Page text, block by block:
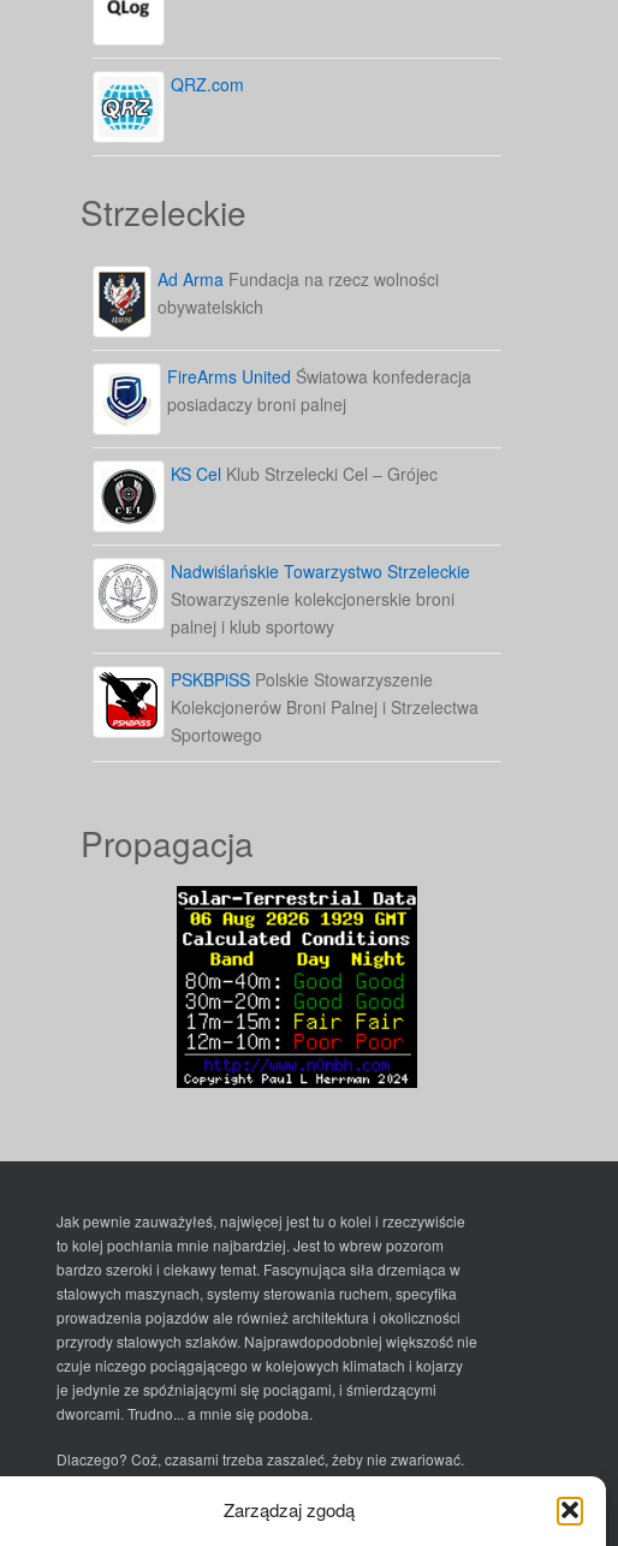
Zarządzaj zgodą
QRZ.com
Strzeleckie
Ad Arma Fundacja na rzecz wolności
obywatelskich
FireArms United Światowa konfederacja
posiadaczy broni palnej
KS Cel Klub Strzelecki Cel – Grójec
Nadwiślańskie Towarzystwo Strzeleckie
Stowarzyszenie kolekcjonerskie broni
palnej i klub sportowy
PSKBPiSS Polskie Stowarzyszenie
Kolekcjonerów Broni Palnej i Strzelectwa
Sportowego
Propagacja
Jak pewnie zauważyłeś, najwięcej jest tu o kolei i rzeczywiście
to kolej pochłania mnie najbardziej. Jest to wbrew pozorom
bardzo szeroki i ciekawy temat. Fascynująca siła drzemiąca w
stalowych maszynach, systemy sterowania ruchem, specyfika
prowadzenia pojazdów ale również architektura i okoliczności
przyrody stalowych szlaków. Najprawdopodobniej większość nie
czuje niczego pociągającego w kolejowych klimatach i kojarzy
je jedynie ze spóźniającymi się pociągami, i śmierdzącymi
dworcami. Trudno... a mnie się podoba.
Dlaczego? Coż, czasami trzeba zaszaleć, żeby nie zwariować.